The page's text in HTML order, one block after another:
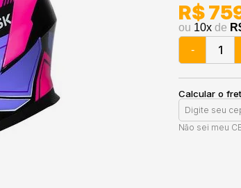
ou 10x de
R$
-
Calcular o
Não sei meu